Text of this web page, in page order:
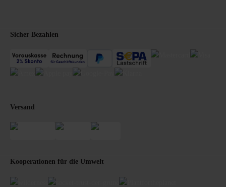
Sicher Bezahlen
Versand
Kooperationen für die Umwelt